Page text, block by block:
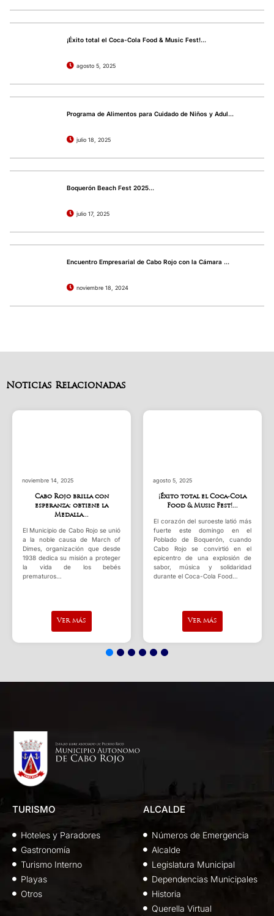
¡Éxito total el Coca-Cola Food & Music Fest!...
agosto 5, 2025
Programa de Alimentos para Cuidado de Niños y Adul...
julio 18, 2025
Boquerón Beach Fest 2025...
julio 17, 2025
Encuentro Empresarial de Cabo Rojo con la Cámara ...
noviembre 18, 2024
Noticias Relacionadas
brilla con
obtiene la
Cabo Rojo se unió
de March of
que desde
su misión a proteger
los bebés
¡Éxito total el Coca-Cola
Food & Music Fest!...
El corazón del suroeste latió más
fuerte este domingo en el
Poblado de Boquerón, cuando
Cabo Rojo se convirtió en el
epicentro de una explosión de
sabor, música y solidaridad
durante el Coca-Cola Food…
Programa
para
CCD Castillo
Autónomo de
su patrocinio
Alimentos
Niños y
Departamento
TURISMO
Hoteles y Paradores
Gastronomía
Turismo Interno
Playas
Otros
ALCALDE
Números de Emergencia
Alcalde
Legislatura Municipal
Dependencias Municipales
Historia
Querella Virtual